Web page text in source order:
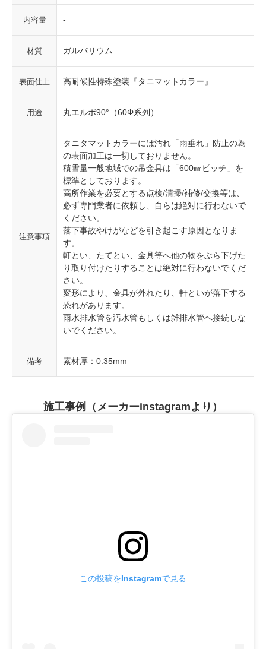
内容量 -
材質 ガルバリウム
表面仕上 高耐候性特殊塗装『タニマットカラー』
用途 丸エルボ90°（60Φ系列）
注意事項
タニタマットカラーには汚れ「雨垂れ」防止の為
の表面加工は一切しておりません。
積雪量一般地域での吊金具は「600㎜ピッチ」を
標準としております。
高所作業を必要とする点検/清掃/補修/交換等は、
必ず専門業者に依頼し、自らは絶対に行わないで
ください。
落下事故やけがなどを引き起こす原因となりま
す。
軒とい、たてとい、金具等へ他の物をぶら下げた
り取り付けたりすることは絶対に行わないでくだ
さい。
変形により、金具が外れたり、軒といが落下する
恐れがあります。
雨水排水管を汚水管もしくは雑排水管へ接続しな
いでください。
備考 素材厚：0.35mm
施工事例（メーカーinstagramより）
この投稿をInstagramで見る